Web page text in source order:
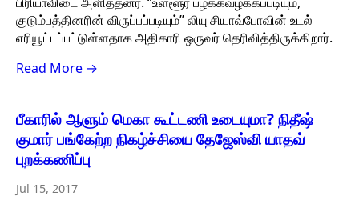
குடும்பத்தினரின் விருப்பப்படியும்” லியு சியாவ்போவின் உடல்
எரியூட்டப்பட்டுள்ளதாக அதிகாரி ஒருவர் தெரிவித்திருக்கிறார்.
Read More →
பீகாரில் ஆளும் மெகா கூட்டணி உடையுமா? நிதீஷ்
குமார் பங்கேற்ற நிகழ்ச்சியை தேஜேஸ்வி யாதவ்
புறக்கணிப்பு
Jul 15, 2017